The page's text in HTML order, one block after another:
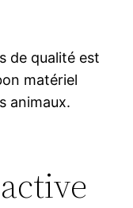
de qualité est
matériel
animaux.